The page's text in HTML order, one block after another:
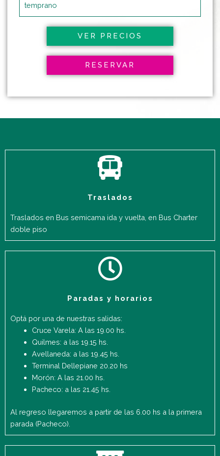
temprano
VER PRECIOS
RESERVAR
Traslados
Traslados en Bus semicama ida y vuelta, en Bus Charter
doble piso
Paradas y horarios
Optá por una de nuestras salidas:
Cruce Varela: A las 19.00 hs.
Quilmes: a las 19.15 hs.
Avellaneda: a las 19.45 hs.
Terminal Dellepiane 20.20 hs
Morón: A las 21.00 hs.
Pacheco: a las 21.45 hs.
Al regreso llegaremos a partir de las 6.00 hs a la primera
parada (Pacheco).